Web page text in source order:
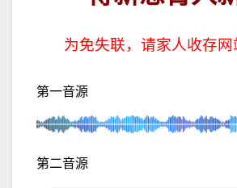
为免失联，请家人收存
第一音源
第二音源